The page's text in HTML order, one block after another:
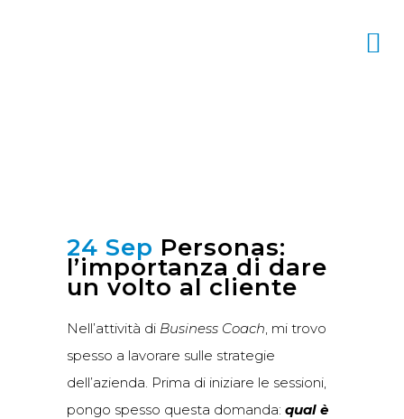
24 Sep Personas:
l’importanza di dare
un volto al cliente
Nell’attività di Business Coach, mi trovo
spesso a lavorare sulle strategie
dell’azienda. Prima di iniziare le sessioni,
pongo spesso questa domanda: qual è